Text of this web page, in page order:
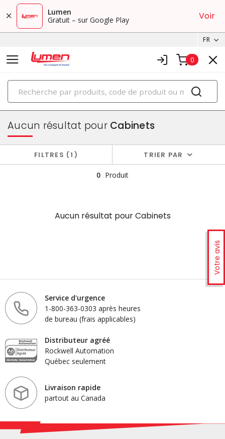
Lumen
Gratuit – sur Google Play
Voir
FR
0
PRODUITS
boîtiers et cabinets
Votre avis
Aucun résultat pourCabinets
FILTRES 1 TRIER PAR
0 Produit
Aucun résultat pourCabinets
Service d'urgence
1-800-363-0303 après heures
de bureau (frais applicables)
Distributeur agréé
Rockwell Automation
Québec seulement
Livraison rapide
partout au Canada